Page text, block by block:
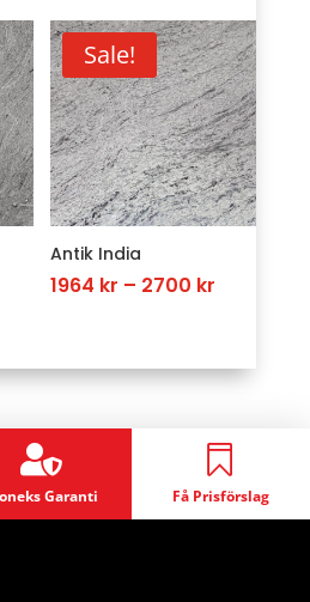
kr
kr
3273 kr.2291 kr.
Sale!
Antik India
1964 kr – 2700 kr
through

Garanti

Få Prisförslag